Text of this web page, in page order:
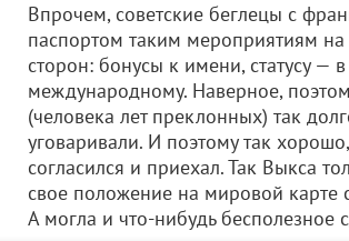
Впрочем, советские беглецы с
паспортом таким мероприятиям на
сторон: бонусы к имени, статусу —
международному. Наверное,
(человека лет преклонных) так
уговаривали. И поэтому так
согласился и приехал. Так Выкса
свое положение на мировой карте
А могла и что-нибудь бесполезное